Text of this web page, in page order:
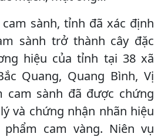
sành, tỉnh đã xác định
sành trở thành cây đặc
hiệu của tỉnh tại 38 xã
Quang, Quang Bình, Vị
cam sành đã được chứng
và chứng nhận nhãn hiệu
cam vàng. Niên vụ